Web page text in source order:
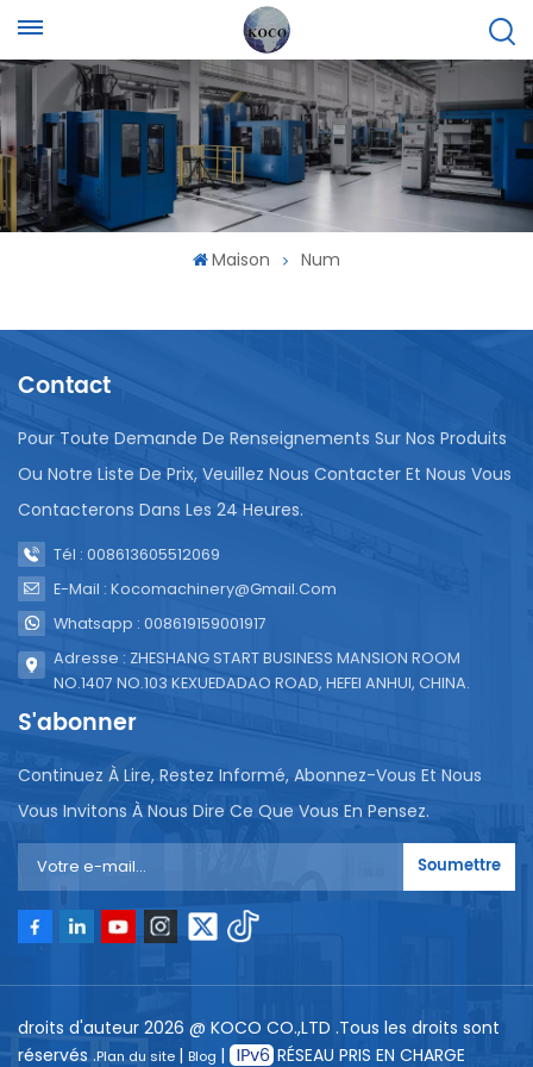
Maison Num
Contact
Pour Toute Demande De Renseignements Sur Nos Produits
Ou Notre Liste De Prix, Veuillez Nous Contacter Et Nous Vous
Contacterons Dans Les 24 Heures.
Tél : 008613605512069
E-Mail : Kocomachinery@gmail.com
Whatsapp : 008619159001917
Adresse : ZHESHANG START BUSINESS MANSION ROOM
NO.1407 NO.103 KEXUEDADAO ROAD, HEFEI ANHUI, CHINA.
S'abonner
Continuez À Lire, Restez Informé, Abonnez-Vous Et Nous
Vous Invitons À Nous Dire Ce Que Vous En Pensez.
Soumettre
droits d'auteur 2026 @ KOCO CO.,LTD .Tous les droits sont
réservés .Plan du site | Blog | RÉSEAU PRIS EN CHARGE